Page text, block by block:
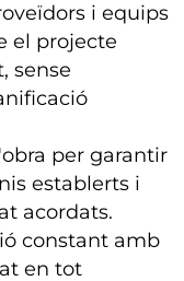
i equips
el projecte
sense
per garantir
establerts i
acordats.
constant amb
en tot